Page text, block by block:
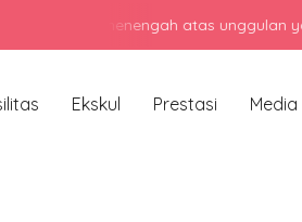
menengah atas unggulan yang
Ekskul Prestasi Media